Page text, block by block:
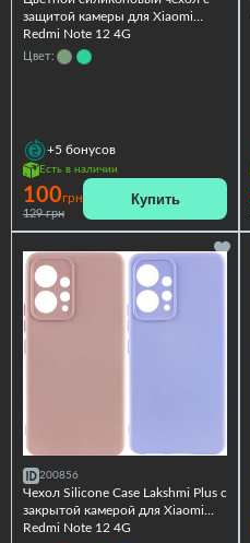
защитой камеры для Xiaomi
Redmi Note 12 4G
Цвет:
+5 бонусов
Есть в наличии
100грн
129 грн
Купить
200856
Чехол Silicone Case Lakshmi Plus с
закрытой камерой для Xiaomi
Redmi Note 12 4G